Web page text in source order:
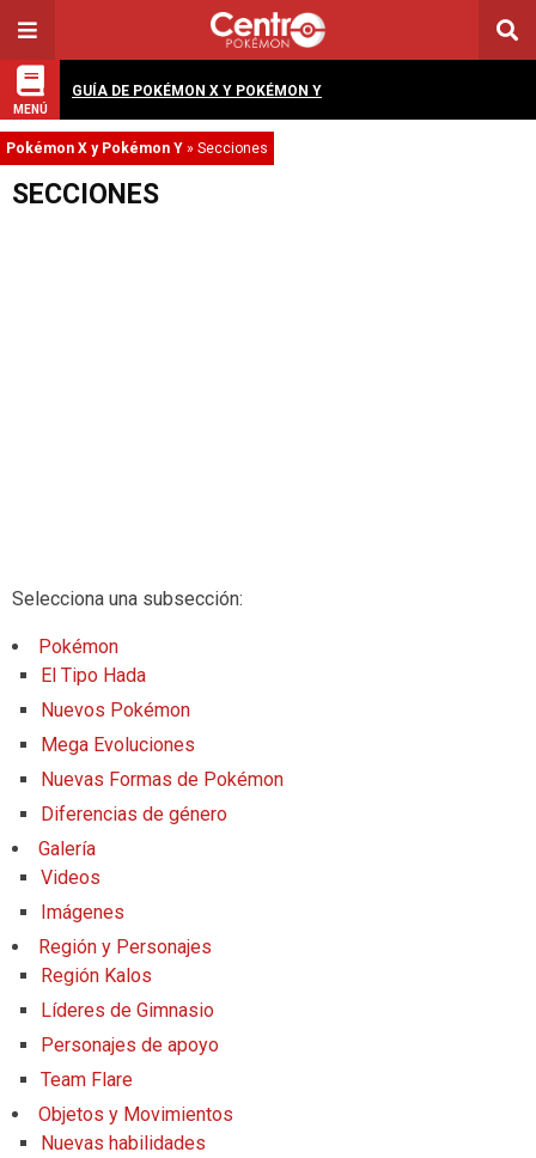
MENÚ
GUÍA DE POKÉMON X Y POKÉMON Y
Pokémon X y Pokémon Y » Secciones
SECCIONES
Selecciona una subsección:
Pokémon
El Tipo Hada
Nuevos Pokémon
Mega Evoluciones
Nuevas Formas de Pokémon
Diferencias de género
Galería
Videos
Imágenes
Región y Personajes
Región Kalos
Líderes de Gimnasio
Personajes de apoyo
Team Flare
Objetos y Movimientos
Nuevas habilidades